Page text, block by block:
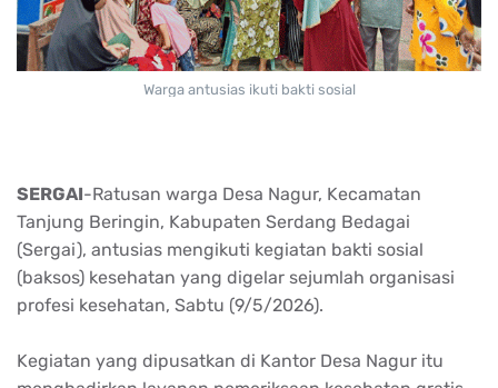
Warga antusias ikuti bakti sosial
SERGAI-Ratusan warga Desa Nagur, Kecamatan
Tanjung Beringin, Kabupaten Serdang Bedagai
(Sergai), antusias mengikuti kegiatan bakti sosial
(baksos) kesehatan yang digelar sejumlah organisasi
profesi kesehatan, Sabtu (9/5/2026).
Kegiatan yang dipusatkan di Kantor Desa Nagur itu